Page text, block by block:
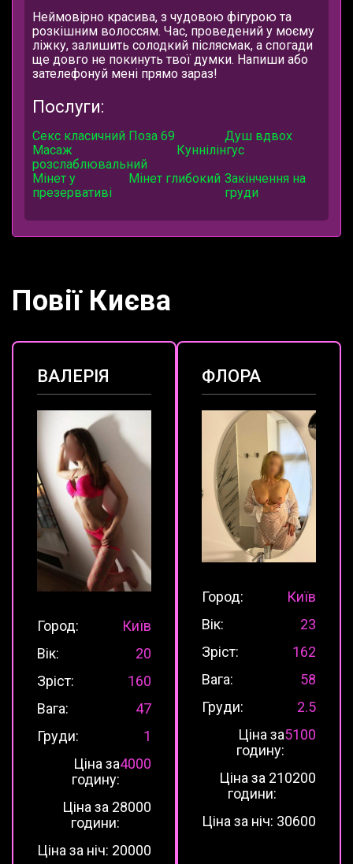
Неймовірно красива, з чудовою фігурою та
розкішним волоссям. Час, проведений у моєму
ліжку, залишить солодкий післясмак, а спогади
ще довго не покинуть твої думки. Напиши або
зателефонуй мені прямо зараз!
Послуги:
Секс класичний Поза 69
Душ вдвох
Масаж
розслаблювальний
Куннілінгус
Мінет у
презервативі
Мінет глибокий Закінчення на
груди
Повії Києва
ВАЛЕРІЯ
Город:
Київ
Вік:
20
Зріст:
160
Вага:
47
Груди:
1
Ціна за
годину:
4000
Ціна за 2
години:
8000
Ціна за ніч: 20000
ФЛОРА
Город:
Київ
Вік:
23
Зріст:
162
Вага:
58
Груди:
2.5
Ціна за
годину:
5100
Ціна за 2
години:
10200
Ціна за ніч: 30600